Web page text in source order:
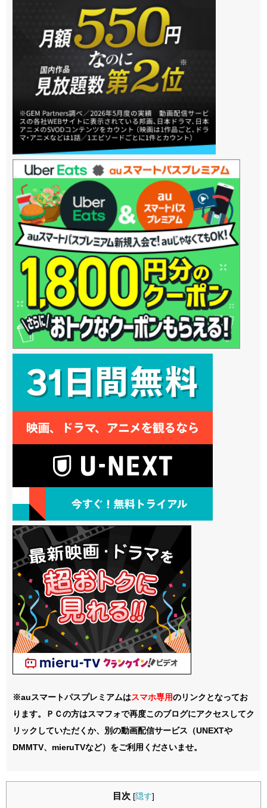
※auスマートパスプレミアムはスマホ専用のリンクとなってお
ります。ＰＣの方はスマフォで再度このブログにアクセスしてク
リックしていただくか、別の動画配信サービス（UNEXTや
DMMTV、mieruTVなど）をご利用くださいませ。
目次 [隠す]